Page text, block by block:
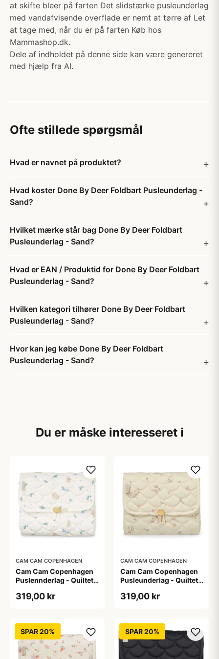
at skifte bleer på farten Det slidstærke pusleunderlag
med vandafvisende overflade er nemt at tørre af Let
at tage med, når du er på farten Køb hos
Mammashop.dk.
Dele af indholdet på denne side kan være genereret
med hjælp fra AI.
Ofte stillede spørgsmål
Hvad er navnet på produktet?
Hvad koster Done By Deer Foldbart Pusleunderlag -
Sand?
Hvilket mærke står bag Done By Deer Foldbart
Pusleunderlag - Sand?
Hvad er EAN / Produktid for Done By Deer Foldbart
Pusleunderlag - Sand?
Hvilken kategori tilhører Done By Deer Foldbart
Pusleunderlag - Sand?
Hvor kan jeg købe Done By Deer Foldbart
Pusleunderlag - Sand?
Du er måske interesseret i
CAM CAM COPENHAGEN
Cam Cam Copenhagen
Puslennderlag - Quiltet -
319,00 kr
CAM CAM COPENHAGEN
Cam Cam Copenhagen
Pusleunderlag - Quiltet -
319,00 kr
SPAR 20% SPAR 20%